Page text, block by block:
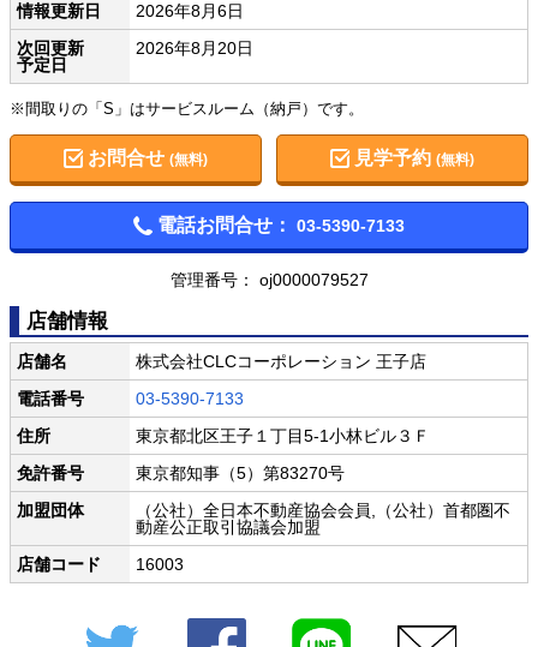
情報更新日
2026年8月6日
次回更新
予定日
2026年8月20日
※間取りの「S」はサービスルーム（納戸）です。
お問合せ (無料) 見学予約(無料)
電話お問合せ： 03-5390-7133
管理番号： oj0000079527
店舗情報
店舗名
株式会社CLCコーポレーション 王子店
電話番号
03-5390-7133
住所
東京都北区王子１丁目5-1小林ビル３Ｆ
免許番号
東京都知事（5）第83270号
加盟団体
（公社）全日本不動産協会会員,（公社）首都圏不
動産公正取引協議会加盟
店舗コード
16003
Twitter Facebook